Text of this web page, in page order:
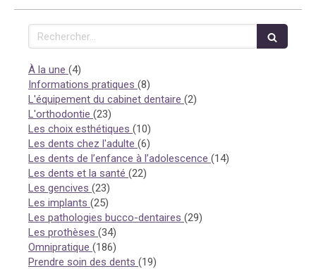
Rechercher
À la une (4)
Informations pratiques (8)
L'équipement du cabinet dentaire (2)
L'orthodontie (23)
Les choix esthétiques (10)
Les dents chez l'adulte (6)
Les dents de l’enfance à l’adolescence (14)
Les dents et la santé (22)
Les gencives (23)
Les implants (25)
Les pathologies bucco-dentaires (29)
Les prothèses (34)
Omnipratique (186)
Prendre soin des dents (19)